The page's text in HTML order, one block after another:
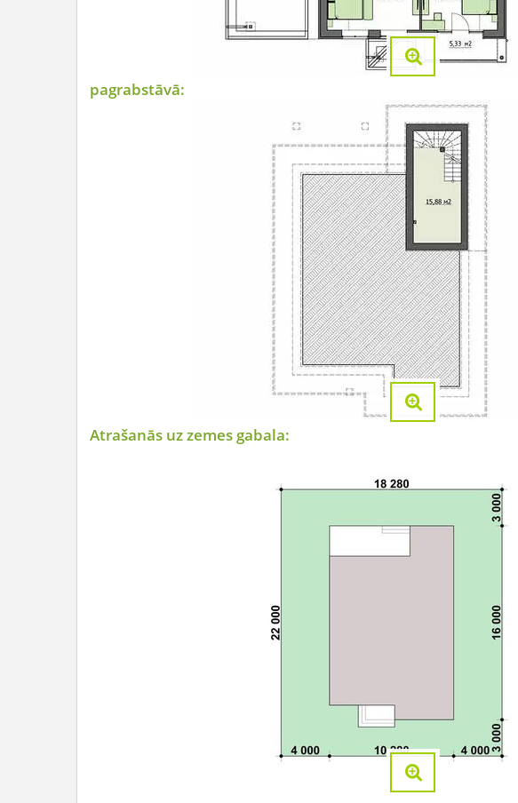
pagrabstāvā:
Atrašanās uz zemes gabala: